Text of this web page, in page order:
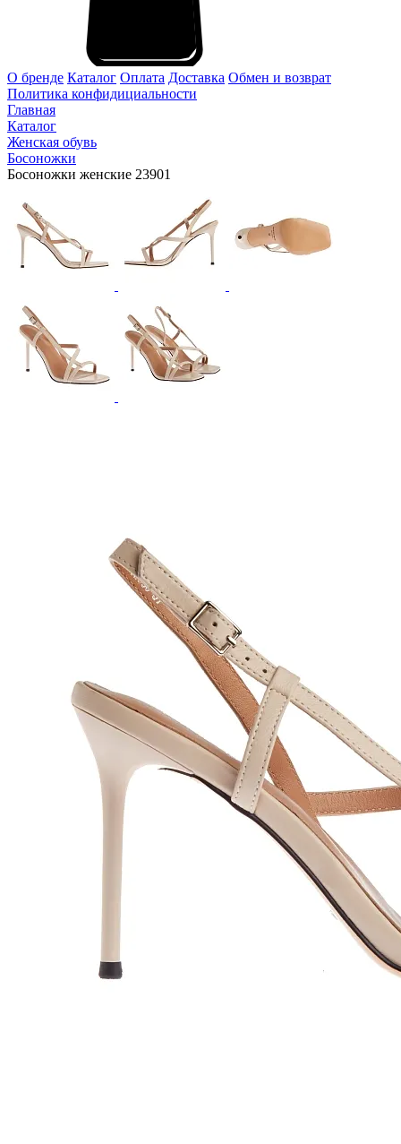
О бренде Каталог Оплата Доставка Обмен и возврат
Политика конфидициальности
Главная
Каталог
Женская обувь
Босоножки
Босоножки женские 23901